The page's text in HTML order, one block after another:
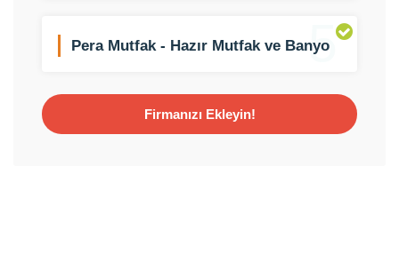
5
Pera Mutfak - Hazır Mutfak ve Banyo
Firmanızı Ekleyin!